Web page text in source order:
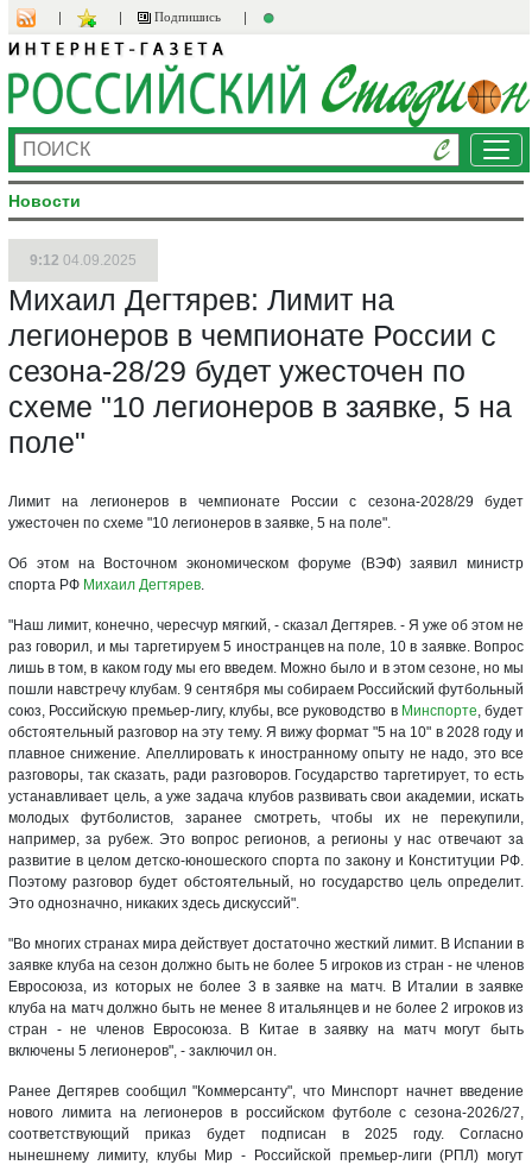
Подпишись
Новости
9:12 04.09.2025
Михаил Дегтярев: Лимит на
легионеров в чемпионате России с
сезона-28/29 будет ужесточен по
схеме "10 легионеров в заявке, 5 на
поле"
Лимит на легионеров в чемпионате России с сезона-2028/29 будет
ужесточен по схеме "10 легионеров в заявке, 5 на поле".
Об этом на Восточном экономическом форуме (ВЭФ) заявил министр
спорта РФ Михаил Дегтярев.
"Наш лимит, конечно, чересчур мягкий, - сказал Дегтярев. - Я уже об этом не
раз говорил, и мы таргетируем 5 иностранцев на поле, 10 в заявке. Вопрос
лишь в том, в каком году мы его введем. Можно было и в этом сезоне, но мы
пошли навстречу клубам. 9 сентября мы собираем Российский футбольный
союз, Российскую премьер-лигу, клубы, все руководство в Минспорте, будет
обстоятельный разговор на эту тему. Я вижу формат "5 на 10" в 2028 году и
плавное снижение. Апеллировать к иностранному опыту не надо, это все
разговоры, так сказать, ради разговоров. Государство таргетирует, то есть
устанавливает цель, а уже задача клубов развивать свои академии, искать
молодых футболистов, заранее смотреть, чтобы их не перекупили,
например, за рубеж. Это вопрос регионов, а регионы у нас отвечают за
развитие в целом детско-юношеского спорта по закону и Конституции РФ.
Поэтому разговор будет обстоятельный, но государство цель определит.
Это однозначно, никаких здесь дискуссий".
"Во многих странах мира действует достаточно жесткий лимит. В Испании в
заявке клуба на сезон должно быть не более 5 игроков из стран - не членов
Евросоюза, из которых не более 3 в заявке на матч. В Италии в заявке
клуба на матч должно быть не менее 8 итальянцев и не более 2 игроков из
стран - не членов Евросоюза. В Китае в заявку на матч могут быть
включены 5 легионеров", - заключил он.
Ранее Дегтярев сообщил "Коммерсанту", что Минспорт начнет введение
нового лимита на легионеров в российском футболе с сезона-2026/27,
соответствующий приказ будет подписан в 2025 году. Согласно
нынешнему лимиту, клубы Мир - Российской премьер-лиги (РПЛ) могут